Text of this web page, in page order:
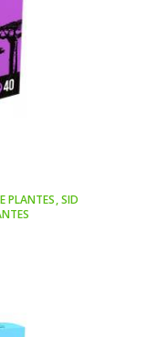
PLANTES,SID